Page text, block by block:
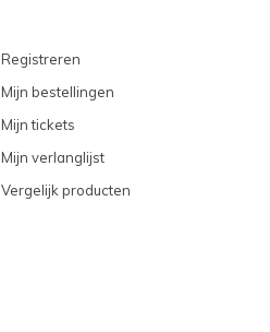
Registreren
Mijn bestellingen
Mijn tickets
Mijn verlanglijst
Vergelijk producten